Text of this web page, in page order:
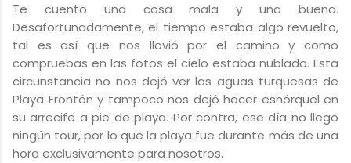
Te cuento una cosa mala y una buena.
Desafortunadamente, el tiempo estaba algo revuelto,
tal es así que nos llovió por el camino y como
compruebas en las fotos el cielo estaba nublado. Esta
circunstancia no nos dejó ver las aguas turquesas de
Playa Frontón y tampoco nos dejó hacer esnórquel en
su arrecife a pie de playa. Por contra, ese día no llegó
ningún tour, por lo que la playa fue durante más de una
hora exclusivamente para nosotros.